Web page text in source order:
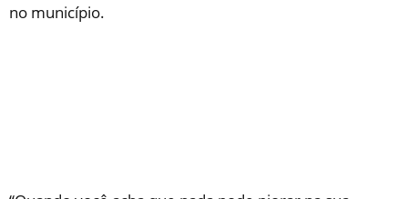
no município.